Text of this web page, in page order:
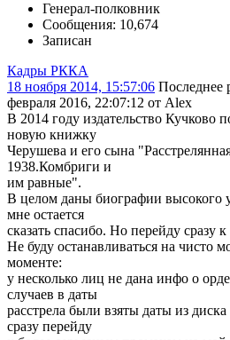
Генерал-полковник
Сообщения: 10,674
Записан
Кадры РККА
18 ноября 2014, 15:57:06 Последнее
февраля 2016, 22:07:12 от Alex
В 2014 году издательство Кучково
новую книжку
Черушева и его сына
1938.Комбриги и
им равные".
В целом даны биографии высокого
мне остается
сказать спасибо. Но перейду сразу
Не буду останавливаться на чисто
моменте:
у несколько лиц не дана инфо о
случаев в даты
расстрела были взяты даты из
сразу перейду